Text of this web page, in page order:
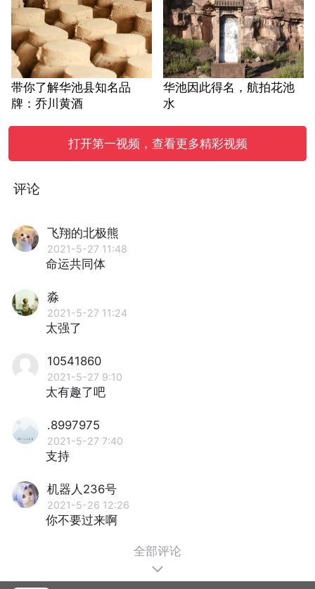
带你了解华池县知名品
牌：乔川黄酒
华池因此得名，航拍花池
水
打开第一视频，查看更多精彩视频
评论
飞翔的北极熊
2021-5-27 11:48
命运共同体
淼
2021-5-27 11:24
太强了
10541860
2021-5-27 9:10
太有趣了吧
.8997975
2021-5-27 7:40
支持
机器人236号
2021-5-26 12:26
你不要过来啊
全部评论